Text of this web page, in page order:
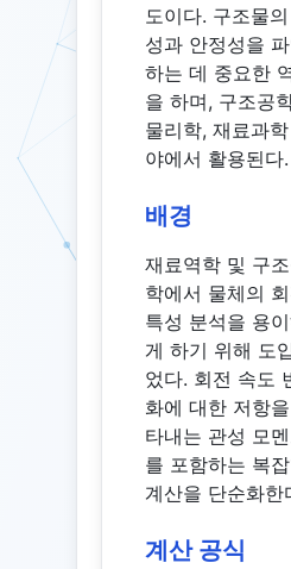
도이다. 구조물
성과 안정성을
하는 데 중요한
을 하며, 구조공
물리학, 재료과
야에서 활용된다.
배경
재료역학 및 구
학에서 물체의
특성 분석을 용
게 하기 위해 도
었다. 회전 속도
화에 대한 저항
타내는 관성 모
를 포함하는 복
계산을 단순화한
계산 공식